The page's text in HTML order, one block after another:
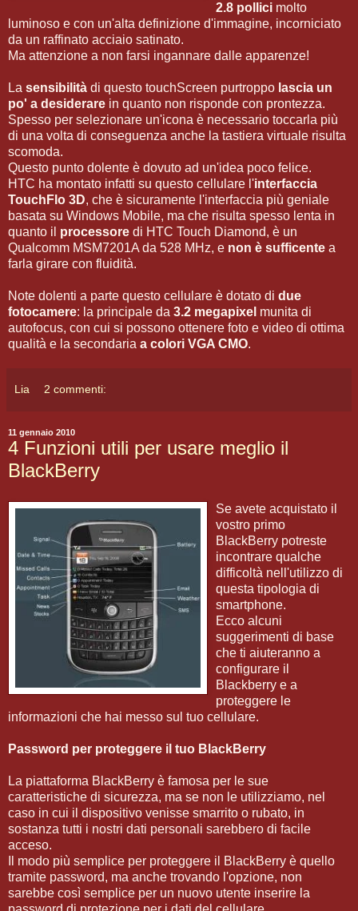
2.8 pollici molto
luminoso e con un'alta definizione d'immagine, incorniciato
da un raffinato acciaio satinato.
Ma attenzione a non farsi ingannare dalle apparenze!
La sensibilità di questo touchScreen purtroppo lascia un
po' a desiderare in quanto non risponde con prontezza.
Spesso per selezionare un'icona è necessario toccarla più
di una volta di conseguenza anche la tastiera virtuale risulta
scomoda.
Questo punto dolente è dovuto ad un'idea poco felice.
HTC ha montato infatti su questo cellulare l'interfaccia
TouchFlo 3D, che è sicuramente l'interfaccia più geniale
basata su Windows Mobile, ma che risulta spesso lenta in
quanto il processore di HTC Touch Diamond, è un
Qualcomm MSM7201A da 528 MHz, e non è sufficente a
farla girare con fluidità.
Note dolenti a parte questo cellulare è dotato di due
fotocamere: la principale da 3.2 megapixel munita di
autofocus, con cui si possono ottenere foto e video di ottima
qualità e la secondaria a colori VGA CMO.
Lia 2 commenti:
11 gennaio 2010
4 Funzioni utili per usare meglio il
BlackBerry
Se avete acquistato il
vostro primo
BlackBerry potreste
incontrare qualche
difficoltà nell'utilizzo di
questa tipologia di
smartphone.
Ecco alcuni
suggerimenti di base
che ti aiuteranno a
configurare il
Blackberry e a
proteggere le
informazioni che hai messo sul tuo cellulare.
Password per proteggere il tuo BlackBerry
La piattaforma BlackBerry è famosa per le sue
caratteristiche di sicurezza, ma se non le utilizziamo, nel
caso in cui il dispositivo venisse smarrito o rubato, in
sostanza tutti i nostri dati personali sarebbero di facile
acceso.
Il modo più semplice per proteggere il BlackBerry è quello
tramite password, ma anche trovando l'opzione, non
sarebbe così semplice per un nuovo utente inserire la